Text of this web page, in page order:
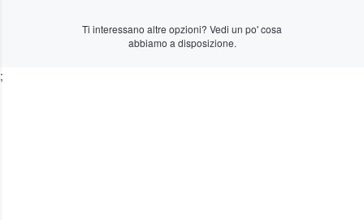
Ti interessano altre opzioni? Vedi un po' cosa
abbiamo a disposizione.
;